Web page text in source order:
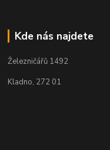
Kde nás najdete
Železničářů 1492
Kladno, 272 01